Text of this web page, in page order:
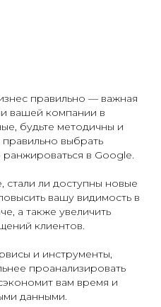
правильно — важная
вашей компании в
будьте методичны и
выбрать
в Google.
ли доступны новые
вашу видимость в
а также увеличить
клиентов.
и инструменты,
проанализировать
вам время и
данными.